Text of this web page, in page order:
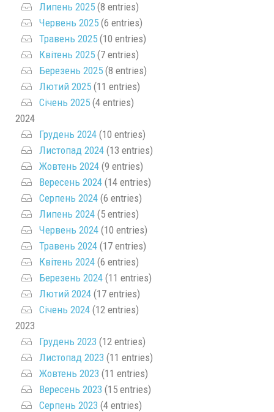
Липень 2025 (8 entries)
Червень 2025 (6 entries)
Травень 2025 (10 entries)
Квітень 2025 (7 entries)
Березень 2025 (8 entries)
Лютий 2025 (11 entries)
Січень 2025 (4 entries)
2024
Грудень 2024 (10 entries)
Листопад 2024 (13 entries)
Жовтень 2024 (9 entries)
Вересень 2024 (14 entries)
Серпень 2024 (6 entries)
Липень 2024 (5 entries)
Червень 2024 (10 entries)
Травень 2024 (17 entries)
Квітень 2024 (6 entries)
Березень 2024 (11 entries)
Лютий 2024 (17 entries)
Січень 2024 (12 entries)
2023
Грудень 2023 (12 entries)
Листопад 2023 (11 entries)
Жовтень 2023 (11 entries)
Вересень 2023 (15 entries)
Серпень 2023 (4 entries)